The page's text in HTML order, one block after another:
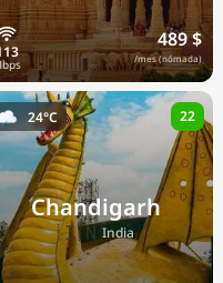
489 $
/mes (nómada)
Chandigarh
🇮🇳India
24°C 22